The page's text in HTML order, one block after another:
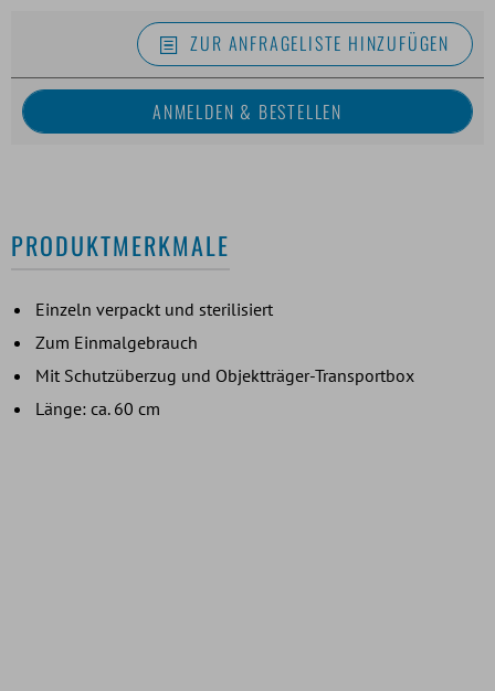
ZUR ANFRAGELISTE HINZUFÜGEN
PRODUKTMERKMALE
Einzeln verpackt und sterilisiert
Zum Einmalgebrauch
Mit Schutzüberzug und Objektträger-Transportbox
Länge: ca. 60 cm